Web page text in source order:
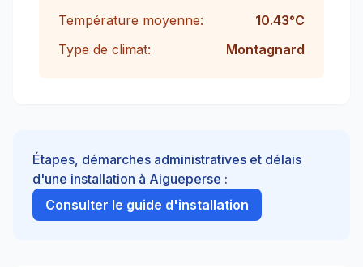
Température moyenne:
10.43°C
Type de climat:
Montagnard
Étapes, démarches administratives et délais
d'une installation à Aigueperse :
Consulter le guide d'installation